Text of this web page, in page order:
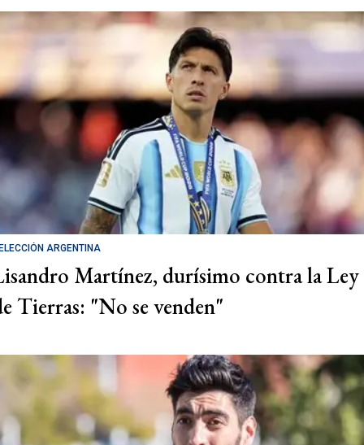
ARGENTINA
Martínez, durísimo contra la Ley
Tierras: "No se venden"